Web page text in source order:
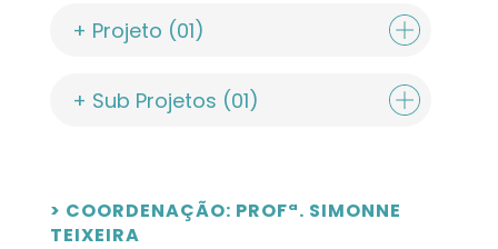
+ Projeto (01)
+ Sub Projetos (01)
> COORDENAÇÃO: PROFª. SIMONNE
TEIXEIRA